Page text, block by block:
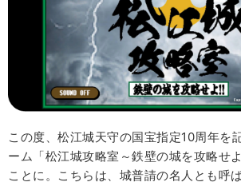
この度、松江城天守の国宝指定10周年を
ーム「松江城攻略室～鉄壁の城を攻略せ
ことに。こちらは、城普請の名人とも呼